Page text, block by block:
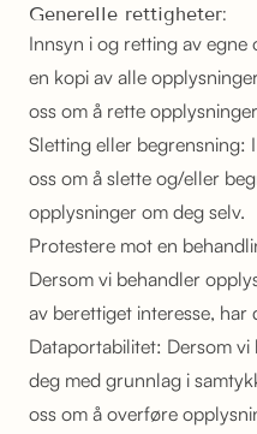
Generelle rettigheter:
Innsyn i og retting av
en kopi av alle
oss om å rette
Sletting eller begrensning:
oss om å slette og/eller
opplysninger om deg selv.
Protestere mot en
Dersom vi behandler
av berettiget interesse,
Dataportabilitet: Dersom
deg med grunnlag i
oss om å overføre